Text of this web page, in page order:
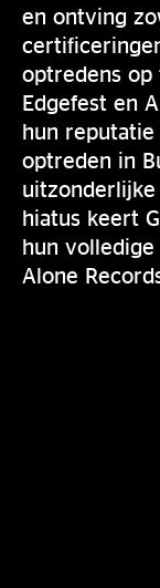
en ontving
optredens op
Edgefest en
hun
optreden in
hiatus keert
hun
Alone